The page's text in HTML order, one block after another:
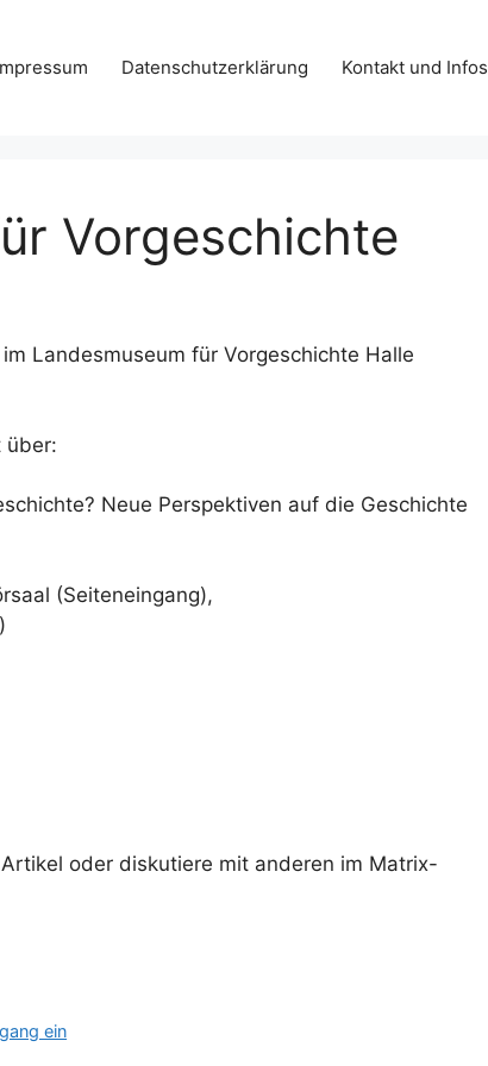
Datenschutzerklärung Kontakt und Infos
Vorgeschichte
Landesmuseum für Vorgeschichte Halle
über:
Neue Perspektiven auf die Geschichte
(Seiteneingang),
oder diskutiere mit anderen im Matrix-
ein